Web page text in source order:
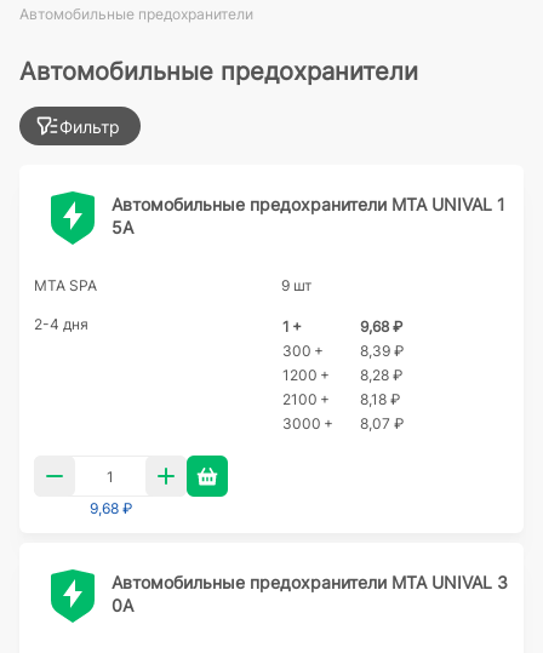
Автомобильные предохранители
Автомобильные предохранители
Фильтр
Автомобильные предохранители MTA UNIVAL 1
5A
MTA SPA 9 шт
2-4 дня 1 +
9,68 ₽
300 +
8,39 ₽
1200 +
8,28 ₽
2100 +
8,18 ₽
3000 +
8,07 ₽
9,68 ₽
Автомобильные предохранители MTA UNIVAL 3
0A